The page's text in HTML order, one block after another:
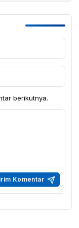
berikutnya.